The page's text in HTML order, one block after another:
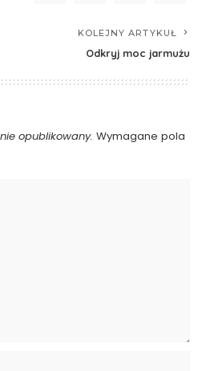
KOLEJNY ARTYKUŁ
Odkryj moc jarmużu
opublikowany. Wymagane pola